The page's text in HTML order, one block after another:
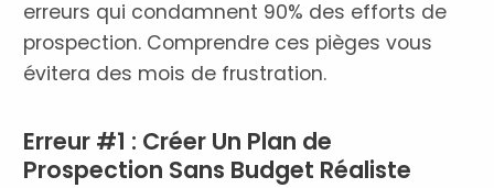
erreurs qui condamnent 90% des efforts de
prospection. Comprendre ces pièges vous
évitera des mois de frustration.
Erreur #1 : Créer Un Plan de
Prospection Sans Budget Réaliste